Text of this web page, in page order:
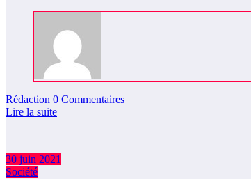
Rédaction 0 Commentaires
Lire la suite
30 juin 2021
Société